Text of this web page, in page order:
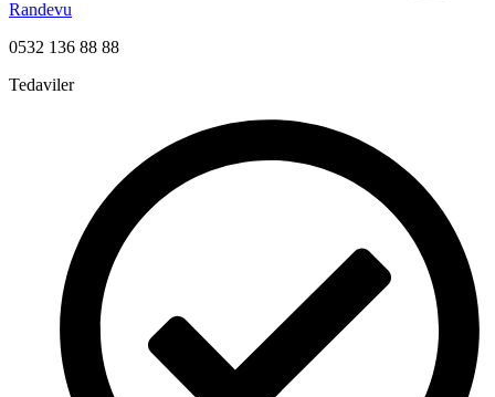
Randevu
0532 136 88 88
Tedaviler